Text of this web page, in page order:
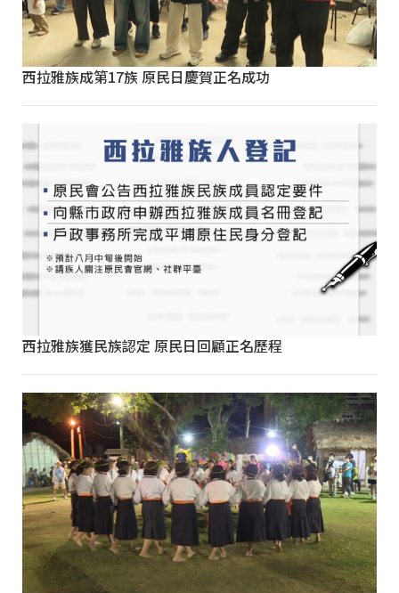
西拉雅族成第17族 原民日慶賀正名成功
西拉雅族獲民族認定 原民日回顧正名歷程